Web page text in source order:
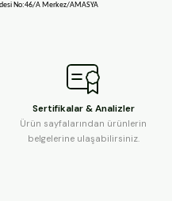
No:46/A Merkez/AMASYA
Sertifikalar & Analizler
Ürün sayfalarından ürünlerin
belgelerine ulaşabilirsiniz.